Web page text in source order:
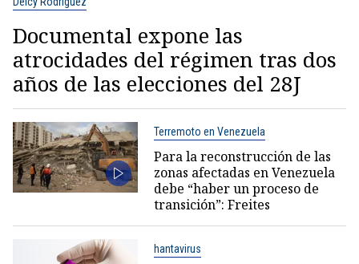
Documental expone las
atrocidades del régimen tras dos
años de las elecciones del 28J
Terremoto en Venezuela
Para la reconstrucción de las
zonas afectadas en Venezuela
debe “haber un proceso de
transición”: Freites
hantavirus